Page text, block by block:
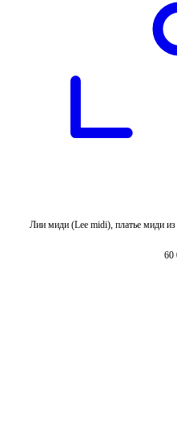
Лии миди (Lee midi), платье миди
60